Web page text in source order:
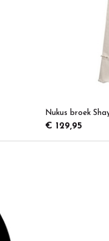
Nukus broek
€ 129,95